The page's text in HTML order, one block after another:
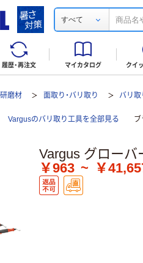
すべて
履歴・再注文 マイカタログ クイ
磨材 面取り・バリ取り バリ
Vargusのバリ取り工具を全部見る ブ
Vargus グローバ
￥963 ~ ￥